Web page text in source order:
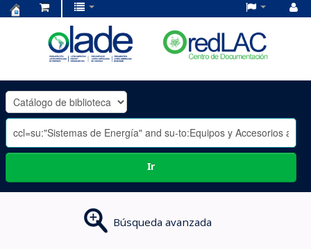
OLADE
-
Ir
Búsqueda avanzada